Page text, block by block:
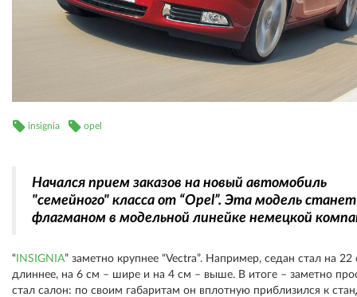
insignia opel
Начался прием заказов на новый автомобиль
"семейного" класса от “Opel”. Эта модель станет
флагманом в модельной линейке немецкой
“ INSIGNIA” заметно крупнее “Vectra”. Например, седан стал на 22
длиннее, на 6 см – шире и на 4 см – выше. В итоге – заметно
стал салон: по своим габаритам он вплотную приблизился к